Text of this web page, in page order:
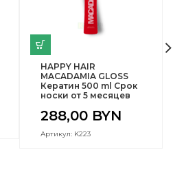
HAPPY HAIR
MACADAMIA GLOSS
Кератин 500 ml Срок
носки от 5 месяцев
288,00 BYN
Артикул: K223